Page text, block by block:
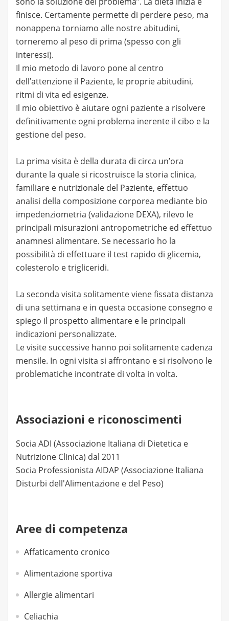
finisce. Certamente permette di perdere peso, ma
nonappena torniamo alle nostre abitudini,
torneremo al peso di prima (spesso con gli
interessi).
Il mio metodo di lavoro pone al centro
dell’attenzione il Paziente, le proprie abitudini,
ritmi di vita ed esigenze.
Il mio obiettivo è aiutare ogni paziente a risolvere
definitivamente ogni problema inerente il cibo e la
gestione del peso.
La prima visita è della durata di circa un’ora
durante la quale si ricostruisce la storia clinica,
familiare e nutrizionale del Paziente, effettuo
analisi della composizione corporea mediante bio
impedenziometria (validazione DEXA), rilevo le
principali misurazioni antropometriche ed effettuo
anamnesi alimentare. Se necessario ho la
possibilità di effettuare il test rapido di glicemia,
colesterolo e trigliceridi.
La seconda visita solitamente viene fissata distanza
di una settimana e in questa occasione consegno e
spiego il prospetto alimentare e le principali
indicazioni personalizzate.
Le visite successive hanno poi solitamente cadenza
mensile. In ogni visita si affrontano e si risolvono le
problematiche incontrate di volta in volta.
Associazioni e riconoscimenti
Socia ADI (Associazione Italiana di Dietetica e
Nutrizione Clinica) dal 2011
Socia Professionista AIDAP (Associazione Italiana
Disturbi dell'Alimentazione e del Peso)
Aree di competenza
Affaticamento cronico
Alimentazione sportiva
Allergie alimentari
Celiachia